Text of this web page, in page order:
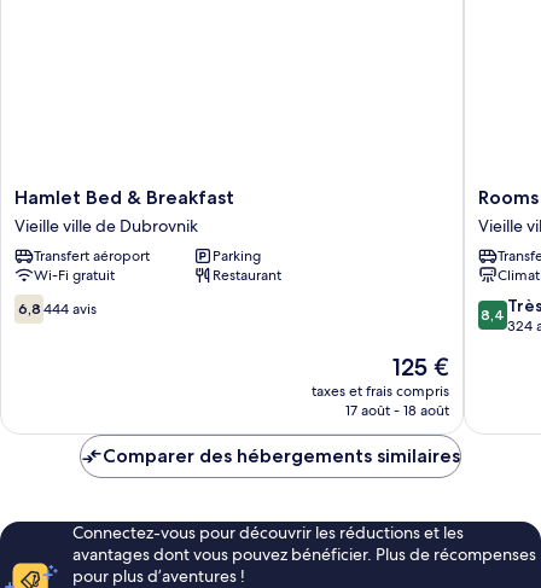
Hamlet
Bed
&
Breakfast
Vieille
ville
de
Hamlet Bed & Breakfast
Vieille ville de Dubrovnik
Transfert aéroport
Parking
Wi-Fi gratuit
Restaurant
6.8
sur
6,8 444 avis
Le
nouveau
prix
de
125 €
taxes et frais compris
17 août - 18 août
Rooms
Tezoro
Vieille
ville
de
Vieille
8.4
sur
8,4
324
Comparer des hébergements similaires
Connectez-vous pour découvrir les réductions et les
avantages dont vous pouvez bénéficier. Plus de récompenses
pour plus d’aventures !